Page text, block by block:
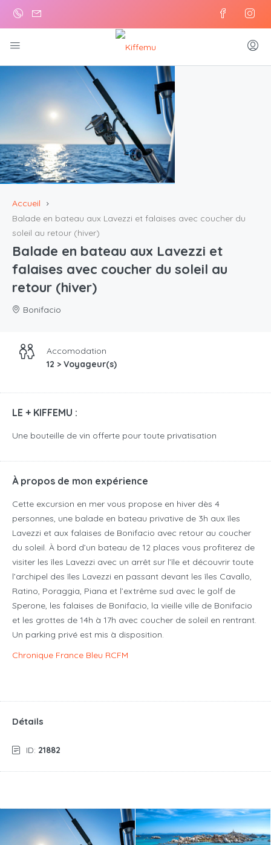
Accueil
Balade en bateau aux Lavezzi et falaises avec coucher du
soleil au retour (hiver)
Balade en bateau aux Lavezzi et
falaises avec coucher du soleil au
retour (hiver)
Bonifacio
Accomodation
12 > Voyageur(s)
LE + KIFFEMU :
Une bouteille de vin offerte pour toute privatisation
À propos de mon expérience
Cette excursion en mer vous propose en hiver dès 4
personnes, une balade en bateau privative de 3h aux îles
Lavezzi et aux falaises de Bonifacio avec retour au coucher
du soleil. À bord d’un bateau de 12 places vous profiterez de
visiter les îles Lavezzi avec un arrêt sur l’île et découvrir toute
l’archipel des îles Lavezzi en passant devant les îles Cavallo,
Ratino, Poraggia, Piana et l’extrême sud avec le golf de
Sperone, les falaises de Bonifacio, la vieille ville de Bonifacio
et les grottes de 14h à 17h avec coucher de soleil en rentrant.
Un parking privé est mis à disposition.
Chronique France Bleu RCFM
Détails
ID: 21882